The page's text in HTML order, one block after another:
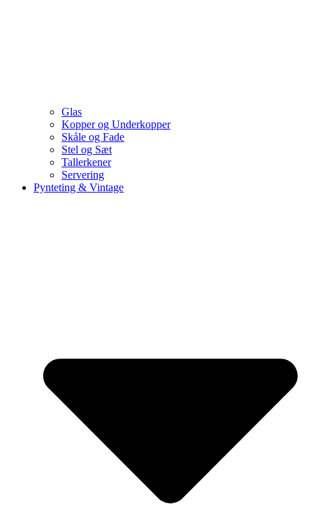
Glas
Kopper og Underkopper
Skåle og Fade
Stel og Sæt
Tallerkener
Servering
Pynteting & Vintage